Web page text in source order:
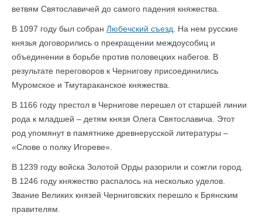
ветвям Святославичей до самого падения княжества.
В 1097 году был собран Любечский съезд . На нем русские
князья договорились о прекращении междоусобиц и
объединении в борьбе против половецких набегов. В
результате переговоров к Чернигову присоединились
Муромское и Тмутараканское княжества.
В 1166 году престол в Чернигове перешел от старшей линии
рода к младшей – детям князя Олега Святославича. Этот
род упомянут в памятнике древнерусской литературы –
«Слове о полку Игореве».
В 1239 году войска Золотой Орды разорили и сожгли город.
В 1246 году княжество распалось на несколько уделов.
Звание Великих князей Черниговских перешло к Брянским
правителям.